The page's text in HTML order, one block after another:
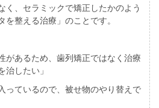
く、セラミックで矯正したかのよう
整える治療」のことです。
があるため、歯列矯正ではなく治療
したい」
っているので、被せ物のやり替えで